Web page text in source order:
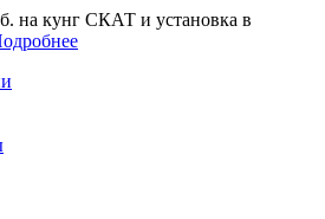
на кунг СКАТ и установка в